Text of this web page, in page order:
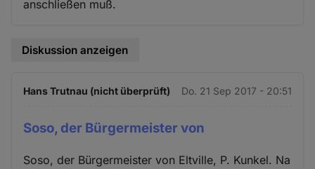
anschließen muß.
Diskussion anzeigen
Hans Trutnau (nicht überprüft) Do. 21 Sep 2017 - 20:51
Soso, der Bürgermeister von
Soso, der Bürgermeister von Eltville, P. Kunkel. Na